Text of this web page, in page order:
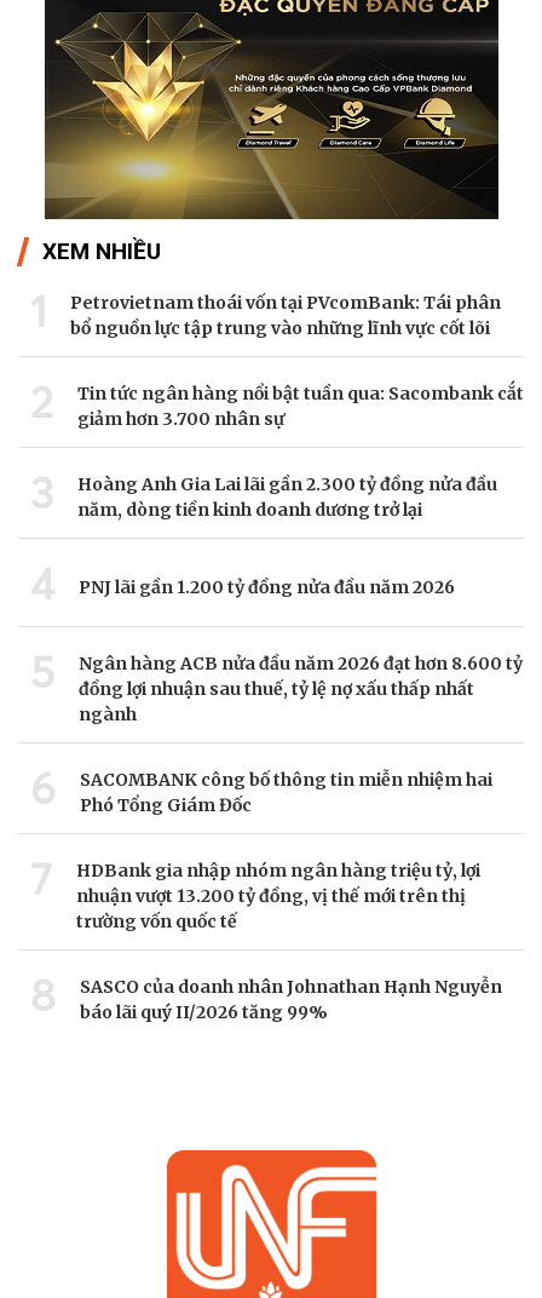
XEM NHIỀU
1
Petrovietnam thoái vốn tại PVcomBank: Tái phân
bổ nguồn lực tập trung vào những lĩnh vực cốt lõi
2
Tin tức ngân hàng nổi bật tuần qua: Sacombank cắt
giảm hơn 3.700 nhân sự
3
Hoàng Anh Gia Lai lãi gần 2.300 tỷ đồng nửa đầu
năm, dòng tiền kinh doanh dương trở lại
4 PNJ lãi gần 1.200 tỷ đồng nửa đầu năm 2026
5
Ngân hàng ACB nửa đầu năm 2026 đạt hơn 8.600 tỷ
đồng lợi nhuận sau thuế, tỷ lệ nợ xấu thấp nhất
ngành
6
SACOMBANK công bố thông tin miễn nhiệm hai
Phó Tổng Giám Đốc
7
HDBank gia nhập nhóm ngân hàng triệu tỷ, lợi
nhuận vượt 13.200 tỷ đồng, vị thế mới trên thị
trường vốn quốc tế
8
SASCO của doanh nhân Johnathan Hạnh Nguyễn
báo lãi quý II/2026 tăng 99%